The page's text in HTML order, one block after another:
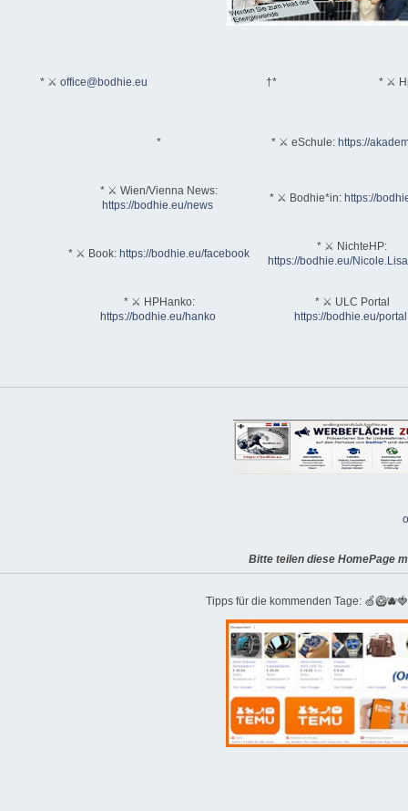
* ⚔ office@bodhie.eu †* * ⚔
* * ⚔ eSchule: https://
* ⚔ Wien/Vienna News:
https://bodhie.eu/news
* ⚔ Bodhie*in: https://
* ⚔ Book: https://bodhie.eu/facebook
* ⚔ NichteHP:
https://bodhie.eu/
* ⚔ HPHanko:
https://bodhie.eu/hanko
* ⚔ ULC Portal
https://bodhie.eu/portal
Bitte teilen diese HomePage
Tipps für die kommenden Tage: